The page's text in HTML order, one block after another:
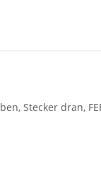
Stecker dran,